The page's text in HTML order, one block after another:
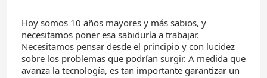
Hoy somos 10 años mayores y más sabios, y
necesitamos poner esa sabiduría a trabajar.
Necesitamos pensar desde el principio y con lucidez
sobre los problemas que podrían surgir. A medida que
avanza la tecnología, es tan importante garantizar un